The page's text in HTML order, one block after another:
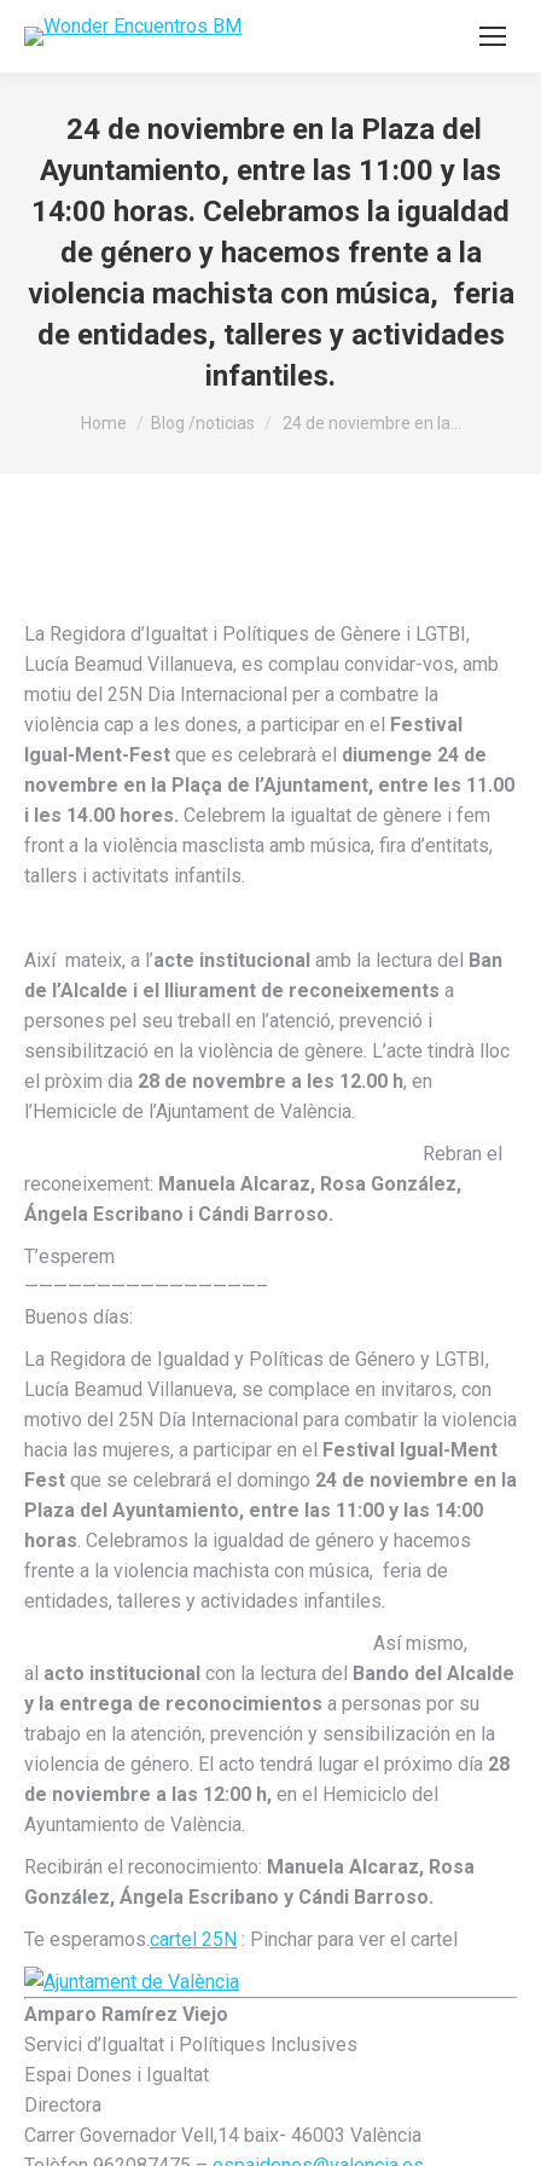
24 de noviembre en la Plaza del
Ayuntamiento, entre las 11:00 y las
14:00 horas. Celebramos la igualdad
de género y hacemos frente a la
violencia machista con música, feria
de entidades, talleres y actividades
infantiles.
You are here:
Home Blog /noticias 24 de noviembre en la…
La Regidora d’Igualtat i Polítiques de Gènere i LGTBI,
Lucía Beamud Villanueva, es complau convidar-vos, amb
motiu del 25N Dia Internacional per a combatre la
violència cap a les dones, a participar en el Festival
Igual-Ment-Fest que es celebrarà el diumenge 24 de
novembre en la Plaça de l’Ajuntament, entre les 11.00
i les 14.00 hores. Celebrem la igualtat de gènere i fem
front a la violència masclista amb música, fira d’entitats,
tallers i activitats infantils.
Així mateix, a l’acte institucional amb la lectura del Ban
de l’Alcalde i el lliurament de reconeixements a
persones pel seu treball en l’atenció, prevenció i
sensibilització en la violència de gènere. L’acte tindrà lloc
el pròxim dia 28 de novembre a les 12.00 h, en
l’Hemicicle de l’Ajuntament de València.
Rebran el
reconeixement: Manuela Alcaraz, Rosa González,
Ángela Escribano i Cándi Barroso.
T’esperem
————————————————–
Buenos días:
La Regidora de Igualdad y Políticas de Género y LGTBI,
Lucía Beamud Villanueva, se complace en invitaros, con
motivo del 25N Día Internacional para combatir la violencia
hacia las mujeres, a participar en el Festival Igual-Ment
Fest que se celebrará el domingo 24 de noviembre en la
Plaza del Ayuntamiento, entre las 11:00 y las 14:00
horas. Celebramos la igualdad de género y hacemos
frente a la violencia machista con música, feria de
entidades, talleres y actividades infantiles.
Así mismo,
al acto institucional con la lectura del Bando del Alcalde
y la entrega de reconocimientos a personas por su
trabajo en la atención, prevención y sensibilización en la
violencia de género. El acto tendrá lugar el próximo día 28
de noviembre a las 12:00 h, en el Hemiciclo del
Ayuntamiento de València.
Recibirán el reconocimiento: Manuela Alcaraz, Rosa
González, Ángela Escribano y Cándi Barroso.
Te esperamos.cartel 25N : Pinchar para ver el cartel
Amparo Ramírez Viejo
Servici d’Igualtat i Polítiques Inclusives
Espai Dones i Igualtat
Directora
Carrer Governador Vell,14 baix- 46003 València